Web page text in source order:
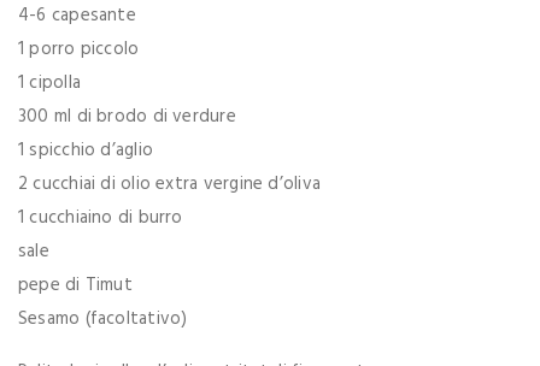
4-6 capesante
1 porro piccolo
1 cipolla
300 ml di brodo di verdure
1 spicchio d’aglio
2 cucchiai di olio extra vergine d’oliva
1 cucchiaino di burro
sale
pepe di Timut
Sesamo (facoltativo)